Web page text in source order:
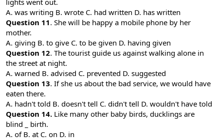
lights went out.
A. was writing B. wrote C. had written D. has written
Question 11. She will be happy a mobile phone by her
mother.
A. giving B. to give C. to be given D. having given
Question 12. The tourist guide us against walking alone in
the street at night.
A. warned B. advised C. prevented D. suggested
Question 13. If she us about the bad service, we would have
eaten there.
A. hadn't told B. doesn't tell C. didn't tell D. wouldn't have told
Question 14. Like many other baby birds, ducklings are
blind _ birth.
A. of B. at C. on D. in